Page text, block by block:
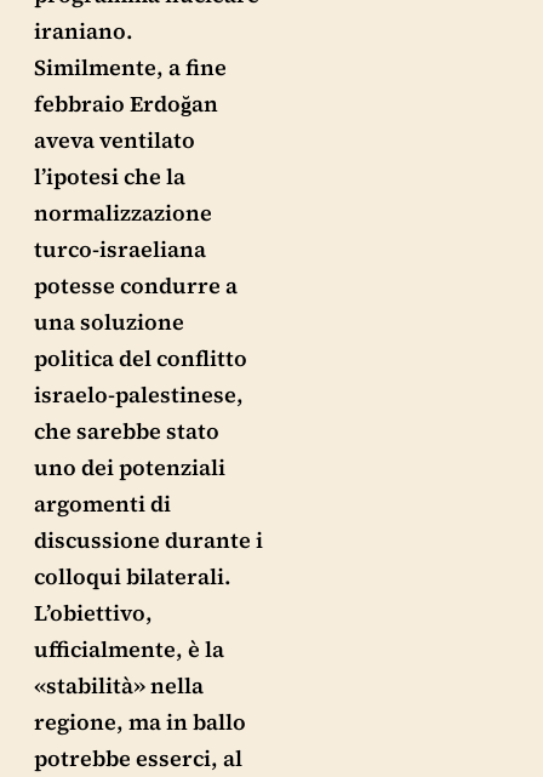
iraniano.
Similmente, a fine
febbraio Erdoğan
aveva ventilato
l’ipotesi che la
normalizzazione
turco-israeliana
potesse condurre a
una soluzione
politica del conflitto
israelo-palestinese,
che sarebbe stato
uno dei potenziali
argomenti di
discussione durante i
colloqui bilaterali.
L’obiettivo,
ufficialmente, è la
«stabilità» nella
regione, ma in ballo
potrebbe esserci, al